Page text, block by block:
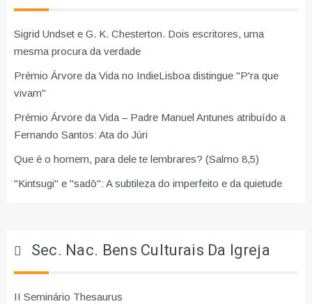
Sigrid Undset e G. K. Chesterton. Dois escritores, uma
mesma procura da verdade
Prémio Árvore da Vida no IndieLisboa distingue "P'ra que
vivam"
Prémio Árvore da Vida – Padre Manuel Antunes atribuído a
Fernando Santos: Ata do Júri
Que é o homem, para dele te lembrares? (Salmo 8,5)
"Kintsugi" e "sadō": A subtileza do imperfeito e da quietude
Sec. Nac. Bens Culturais Da Igreja
II Seminário Thesaurus